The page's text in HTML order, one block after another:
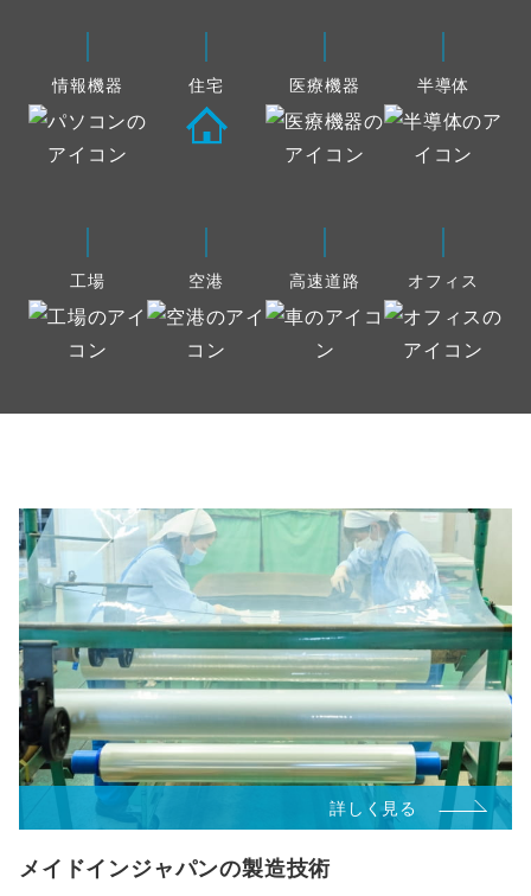
情報機器 住宅 医療機器 半導体
工場 空港 高速道路 オフィス
詳しく見る
メイドインジャパンの製造技術